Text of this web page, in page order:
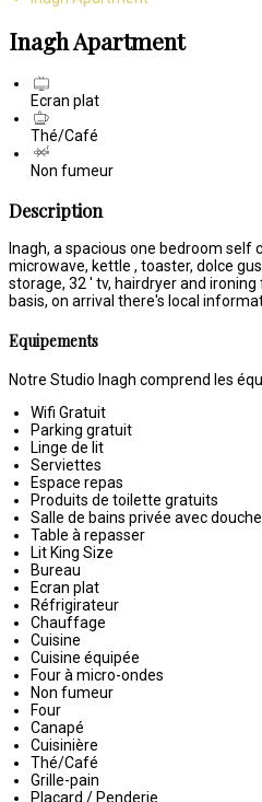
Inagh Apartment
Ecran plat
Thé/Café
Non fumeur
Description
Inagh, a spacious one bedroom
microwave, kettle , toaster, dolce
storage, 32 ' tv, hairdryer and
basis, on arrival there's local
Equipements
Notre Studio Inagh comprend les
Wifi Gratuit
Parking gratuit
Linge de lit
Serviettes
Espace repas
Produits de toilette gratuits
Salle de bains privée avec douche
Table à repasser
Lit King Size
Bureau
Ecran plat
Réfrigirateur
Chauffage
Cuisine
Cuisine équipée
Four à micro-ondes
Non fumeur
Four
Canapé
Cuisinière
Thé/Café
Grille-pain
Placard / Penderie